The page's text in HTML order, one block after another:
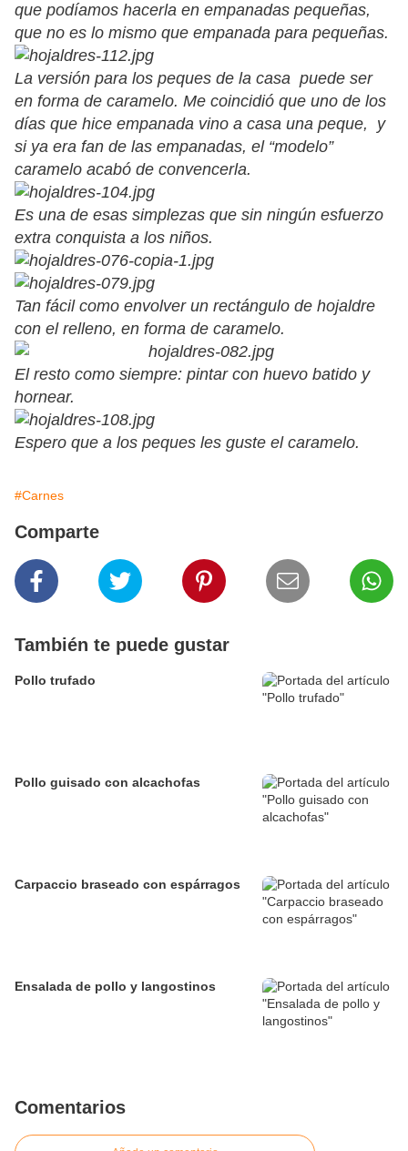
que podíamos hacerla en empanadas pequeñas,
que no es lo mismo que empanada para pequeñas.
La versión para los peques de la casa puede ser
en forma de caramelo. Me coincidió que uno de los
días que hice empanada vino a casa una peque, y
si ya era fan de las empanadas, el “modelo”
caramelo acabó de convencerla.
Es una de esas simplezas que sin ningún esfuerzo
extra conquista a los niños.
Tan fácil como envolver un rectángulo de hojaldre
con el relleno, en forma de caramelo.
El resto como siempre: pintar con huevo batido y
hornear.
Espero que a los peques les guste el caramelo.
#Carnes
Comparte
También te puede gustar
Pollo trufado
Pollo guisado con alcachofas
Carpaccio braseado con espárragos
Ensalada de pollo y langostinos
Comentarios